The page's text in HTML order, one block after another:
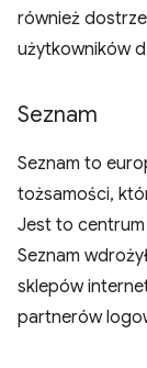
również
użytkowników
Seznam
Seznam to
tożsamości,
Jest to centrum
Seznam
sklepów
partnerów